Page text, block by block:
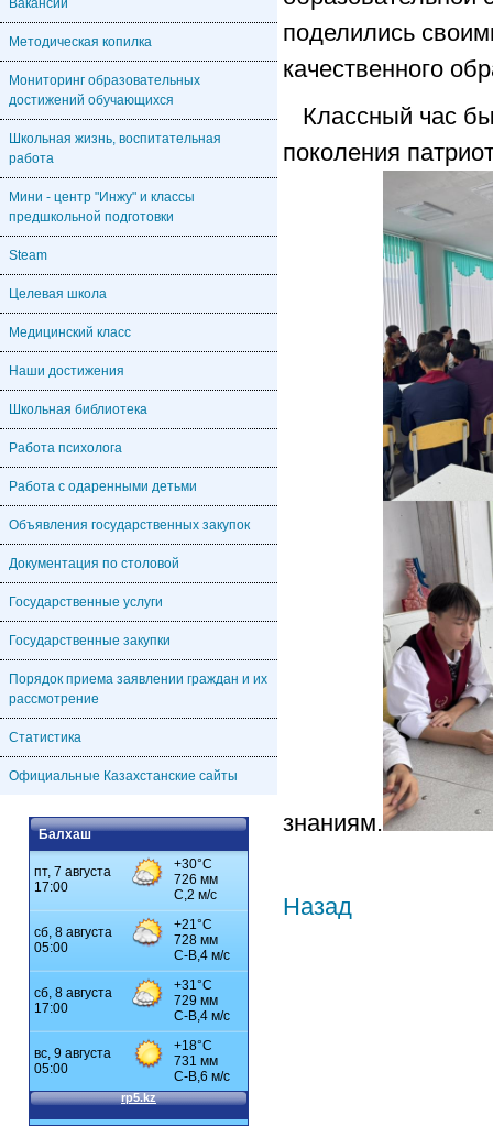
Вакансии
Методическая копилка
Мониторинг образовательных
достижений обучающихся
Школьная жизнь, воспитательная
работа
Мини - центр "Инжу" и классы
предшкольной подготовки
Steam
Целевая школа
Медицинский класс
Наши достижения
Школьная библиотека
Работа психолога
Работа с одаренными детьми
Объявления государственных закупок
Документация по столовой
Государственные услуги
Государственные закупки
Порядок приема заявлении граждан и их
рассмотрение
Статистика
Официальные Казахстанские сайты
Балхаш
поделились
качественного
Классный час
поколения
знаниям.
Назад